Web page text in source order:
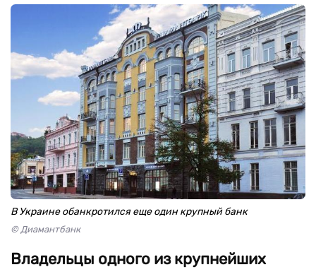
В Украине обанкротился еще один крупный банк
© Диамантбанк
Владельцы одного из крупнейших